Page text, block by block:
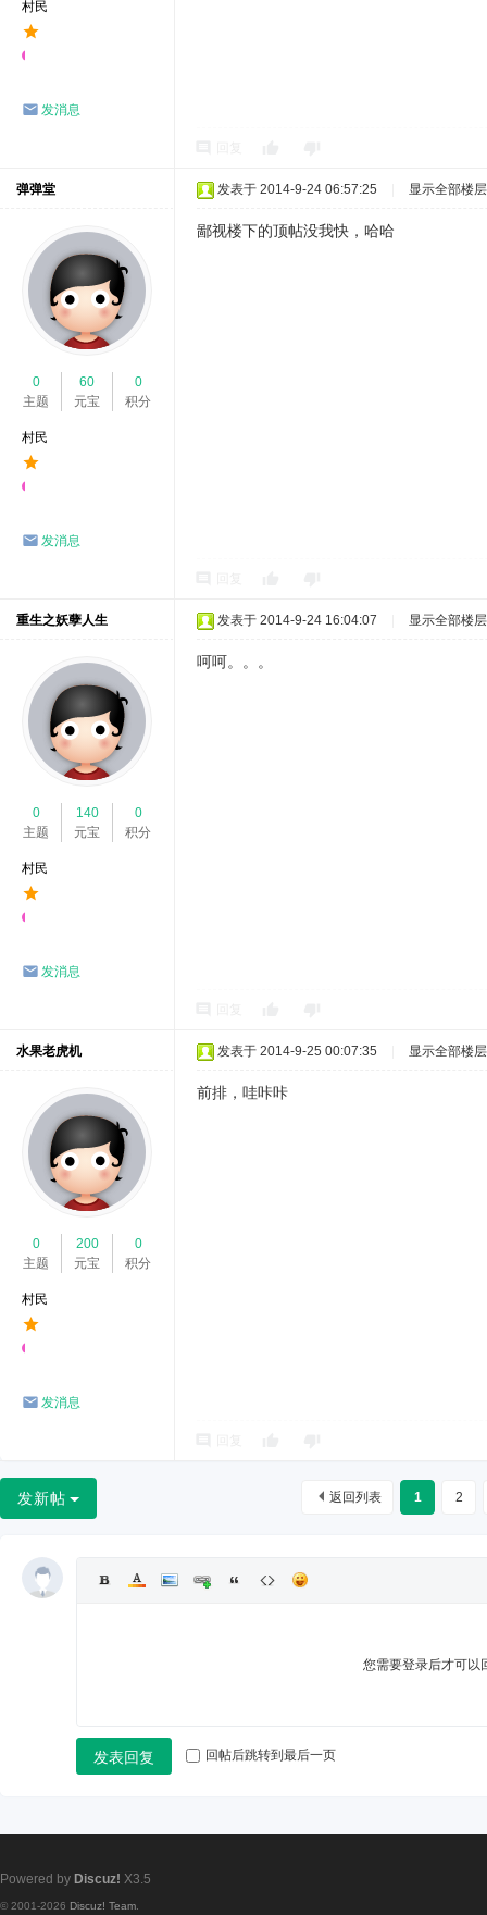
村民
发消息
弹弹堂
0
主题
60
元宝
0
积分
村民
发消息
发表于 2014-9-24 06:57:25 显示全部楼层
鄙视楼下的顶帖没我快，哈哈
重生之妖孽人生
0
主题
140
元宝
0
积分
村民
发消息
发表于 2014-9-24 16:04:07 显示全部楼层
呵呵。。。
水果老虎机
0
主题
200
元宝
0
积分
村民
发消息
发表于 2014-9-25 00:07:35 显示全部楼层
前排，哇咔咔
1 2
返回列表
发新帖
您需要登录后才可以
发表回复 回帖后跳转到最后一页
Powered by Discuz! X3.5
© 2001-2026 Discuz! Team